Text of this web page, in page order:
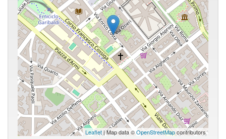
Leaflet| Map data ©OpenStreetMapcontributors